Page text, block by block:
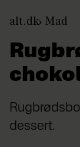
alt.dk Mad
dessert.